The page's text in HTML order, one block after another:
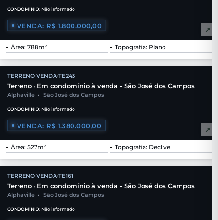
CONDOMÍNIO: Não informado
VENDA: R$ 1.800.000,00 ↗
Área: 788m² Topografia: Plano
TERRENO•VENDA•TE243
Terreno • Em condomínio à venda - São José dos Campos
Alphaville • São José dos Campos
CONDOMÍNIO: Não informado
VENDA: R$ 1.380.000,00 ↗
Área: 527m² Topografia: Declive
TERRENO•VENDA•TE161
Terreno • Em condomínio à venda - São José dos Campos
Alphaville • São José dos Campos
CONDOMÍNIO: Não informado